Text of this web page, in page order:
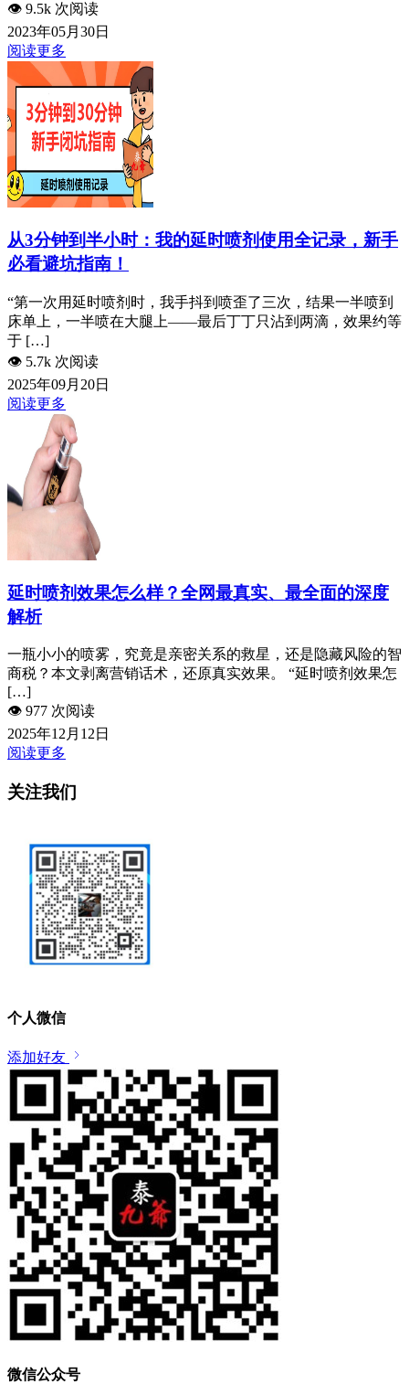
👁️ 9.5k 次阅读
2023年05月30日
阅读更多
从3分钟到半小时：我的延时喷剂使用全记录，新手
必看避坑指南！
“第一次用延时喷剂时，我手抖到喷歪了三次，结果一半喷到
床单上，一半喷在大腿上——最后丁丁只沾到两滴，效果约等
于 […]
👁️ 5.7k 次阅读
2025年09月20日
阅读更多
延时喷剂效果怎么样？全网最真实、最全面的深度
解析
一瓶小小的喷雾，究竟是亲密关系的救星，还是隐藏风险的智
商税？本文剥离营销话术，还原真实效果。 “延时喷剂效果怎
[…]
👁️ 977 次阅读
2025年12月12日
阅读更多
关注我们
个人微信
添加好友
微信公众号